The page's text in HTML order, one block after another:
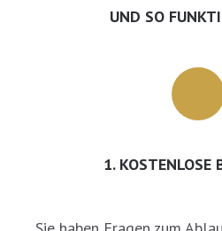
UND SO
1. KOSTENLOSE